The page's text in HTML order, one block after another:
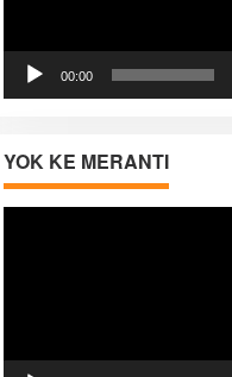
00:00
YOK KE MERANTI